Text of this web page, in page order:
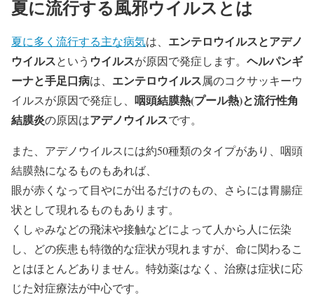
夏に流行する風邪ウイルスとは
夏に多く流行する主な病気は、 エンテロウイルスとアデノ
ウイルスという ウイルスが原因で発症します。 ヘルパンギ
ーナと手足口病は、 エンテロウイルス属のコクサッキーウ
イルスが原因で発症し、 咽頭結膜熱(プール熱)と流行性角
結膜炎の原因はアデノウイルスです。
また、アデノウイルスには約50種類のタイプがあり、咽頭
結膜熱になるものもあれば、
眼が赤くなって目やにが出るだけのもの、さらには胃腸症
状として現れるものもあります。
くしゃみなどの飛沫や接触などによって人から人に伝染
し、どの疾患も特徴的な症状が現れますが、命に関わるこ
とはほとんどありません。特効薬はなく、治療は症状に応
じた対症療法が中心です。